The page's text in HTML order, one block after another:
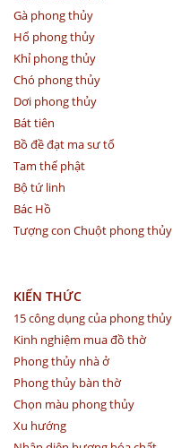
Gà phong thủy
Hổ phong thủy
Khỉ phong thủy
Chó phong thủy
Dơi phong thủy
Bát tiên
Bồ đề đạt ma sư tổ
Tam thế phật
Bộ tứ linh
Bác Hồ
Tượng con Chuột phong thủy
KIẾN THỨC
15 công dụng của phong thủy
Kinh nghiệm mua đồ thờ
Phong thủy nhà ở
Phong thủy bàn thờ
Chọn màu phong thủy
Xu hướng